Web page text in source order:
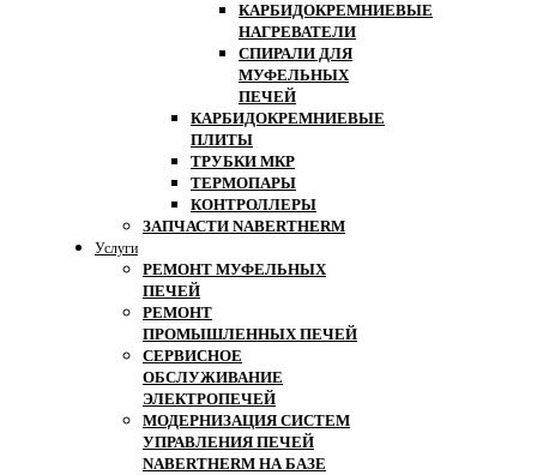
КАРБИДОКРЕМНИЕВЫЕ
НАГРЕВАТЕЛИ
СПИРАЛИ ДЛЯ
МУФЕЛЬНЫХ
ПЕЧЕЙ
КАРБИДОКРЕМНИЕВЫЕ
ПЛИТЫ
ТРУБКИ МКР
ТЕРМОПАРЫ
КОНТРОЛЛЕРЫ
ЗАПЧАСТИ NABERTHERM
Услуги
РЕМОНТ МУФЕЛЬНЫХ
ПЕЧЕЙ
РЕМОНТ
ПРОМЫШЛЕННЫХ ПЕЧЕЙ
СЕРВИСНОЕ
ОБСЛУЖИВАНИЕ
ЭЛЕКТРОПЕЧЕЙ
МОДЕРНИЗАЦИЯ СИСТЕМ
УПРАВЛЕНИЯ ПЕЧЕЙ
NABERTHERM НА БАЗЕ